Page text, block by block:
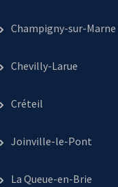
Champigny-sur-Marne
Chevilly-Larue
Créteil
Joinville-le-Pont
La Queue-en-Brie